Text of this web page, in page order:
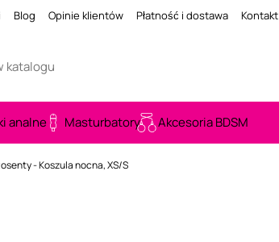
Blog Opinie klientów Płatność i dostawa Kontakt
analne Masturbatory Akcesoria BDSM
- Koszula nocna, XS/S